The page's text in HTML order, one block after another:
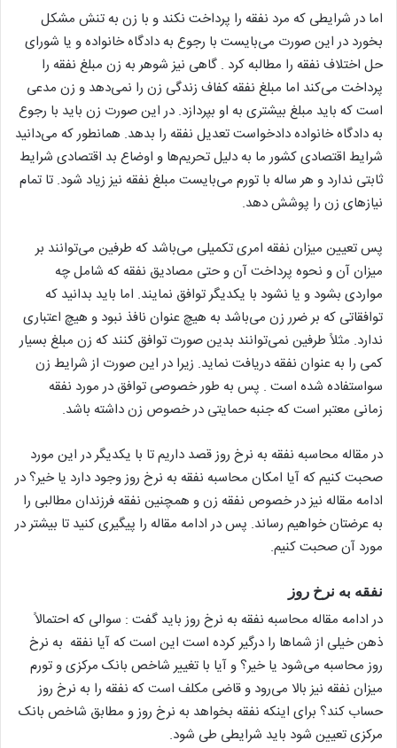
اما در شرایطی که مرد نفقه را پرداخت نکند و با زن به تنش مشکل
بخورد در این صورت می‌بایست با رجوع به دادگاه خانواده و یا شورای
حل اختلاف نفقه را مطالبه کرد . گاهی نیز شوهر به زن مبلغ نفقه را
پرداخت می‌کند اما مبلغ نفقه کفاف زندگی زن را نمی‌دهد و زن مدعی
است که باید مبلغ بیشتری به او بپردازد. در این صورت زن باید با رجوع
به دادگاه خانواده دادخواست تعدیل نفقه را بدهد. همانطور که می‌دانید
شرایط اقتصادی کشور ما به دلیل تحریم‌ها و اوضاع بد اقتصادی شرایط
ثابتی ندارد و هر ساله با تورم می‌بایست مبلغ نفقه نیز زیاد شود. تا تمام
نیازهای زن را پوشش دهد.
پس تعیین میزان نفقه امری تکمیلی می‌باشد که طرفین می‌توانند بر
میزان آن و نحوه پرداخت آن و حتی مصادیق نفقه که شامل چه
مواردی بشود و یا نشود با یکدیگر توافق نمایند. اما باید بدانید که
توافقاتی که بر ضرر زن می‌باشد به هیچ عنوان نافذ نبود و هیچ اعتباری
ندارد. مثلاً طرفین نمی‌توانند بدین صورت توافق کنند که زن مبلغ بسیار
کمی را به عنوان نفقه دریافت نماید. زیرا در این صورت از شرایط زن
سواستفاده شده است . پس به طور خصوصی توافق در مورد نفقه
زمانی معتبر است که جنبه حمایتی در خصوص زن داشته باشد.
در مقاله محاسبه نفقه به نرخ روز قصد داریم تا با یکدیگر در این مورد
صحبت کنیم که آیا امکان محاسبه نفقه به نرخ روز وجود دارد یا خیر؟ در
ادامه مقاله نیز در خصوص نفقه زن و همچنین نفقه فرزندان مطالبی را
به عرضتان خواهیم رساند. پس در ادامه مقاله را پیگیری کنید تا بیشتر در
مورد آن صحبت کنیم.
نفقه به نرخ روز
در ادامه مقاله محاسبه نفقه به نرخ روز باید گفت : سوالی که احتمالاً
ذهن خیلی از شماها را درگیر کرده است این است که آیا نفقه به نرخ
روز محاسبه می‌شود یا خیر؟ و آیا با تغییر شاخص بانک مرکزی و تورم
میزان نفقه نیز بالا می‌رود و قاضی مکلف است که نفقه را به نرخ روز
حساب کند؟ برای اینکه نفقه بخواهد به نرخ روز و مطابق شاخص بانک
مرکزی تعیین شود باید شرایطی طی شود.